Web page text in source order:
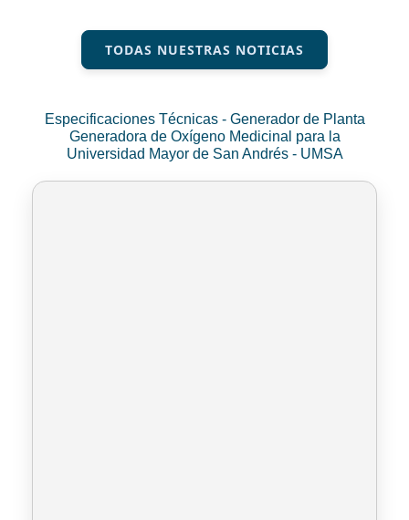
TODAS NUESTRAS NOTICIAS
Especificaciones Técnicas - Generador de Planta
Generadora de Oxígeno Medicinal para la
Universidad Mayor de San Andrés - UMSA